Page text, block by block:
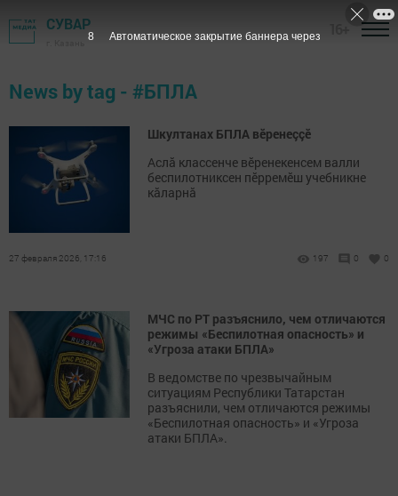
СУВАР
News by tag - #БПЛА
Шкултанах БПЛА вӗренеççӗ
Аслӑ классенче вӗренекенсем валли
беспилотниксен пӗрремӗш учебникне
кӑларнӑ
27 февраля 2026, 17:16 197 0 0
МЧС по РТ разъяснило, чем отличаются
режимы «Беспилотная опасность» и
«Угроза атаки БПЛА»
В ведомстве по чрезвычайным
ситуациям Республики Татарстан
разъяснили, чем отличаются режимы
«Беспилотная опасность» и «Угроза
атаки БПЛА».
8 Автоматическое закрытие баннера через